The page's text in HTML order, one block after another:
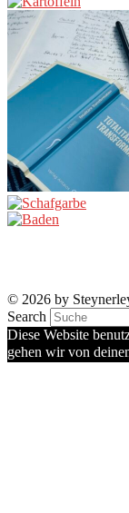
© 2026 by
Search
Diese Website
gehen wir von